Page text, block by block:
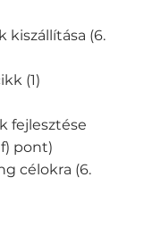
kiszállítása (6.
(1)
fejlesztése
pont)
célokra (6.